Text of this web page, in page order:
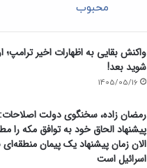
محبوب
واکنش بقایی به اظهارات اخیر ترامپ؛
شوید بعد!
1405/05/16
رمضان زاده، سخنگوی دولت اصلاحات:
پیشنهاد الحاق خود به توافق مکه را
الان زمان پیشنهاد یک پیمان
اسرائیل است